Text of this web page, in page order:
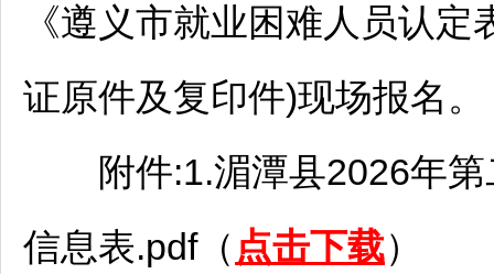
《遵义市就业困难人员认定
证原件及复印件)现场报名。
附件:1.湄潭县2026年
信息表.pdf（ 点击下载）